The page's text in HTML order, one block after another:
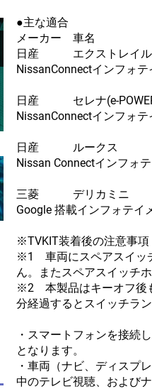
●主な適合
メーカー
日産 エクス
NissanConnectインフォテ
日産 セレナ
NissanConnectインフォテ
日産 ルークス
Nissan Connectインフォ
三菱 デリカミ
Google 搭載インフォテイ
※TVKIT装着後の注意事項
※1 車両にスペアスイッ
ん。またスペアスイッチ
※2 本製品はキーオフ後
分経過するとスイッチラ
・スマートフォンを接続
となります。
・車両（ナビ、ディスプ
中のテレビ視聴、および